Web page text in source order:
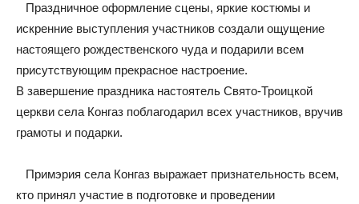
Праздничное оформление сцены, яркие костюмы и
искренние выступления участников создали ощущение
настоящего рождественского чуда и подарили всем
присутствующим прекрасное настроение.
В завершение праздника настоятель Свято-Троицкой
церкви села Конгаз поблагодарил всех участников, вручив
грамоты и подарки.
Примэрия села Конгаз выражает признательность всем,
кто принял участие в подготовке и проведении